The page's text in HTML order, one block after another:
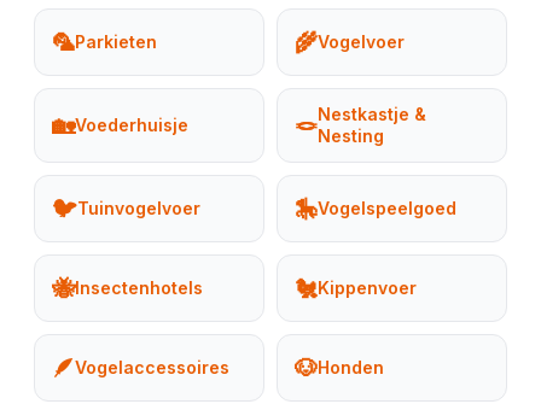
🦜Parkieten 🌾Vogelvoer
🏡Voederhuisje 🪢Nestkastje &
Nesting
🐦Tuinvogelvoer 🎠Vogelspeelgoed
🐝Insectenhotels 🐔Kippenvoer
🪶Vogelaccessoires 🐶Honden